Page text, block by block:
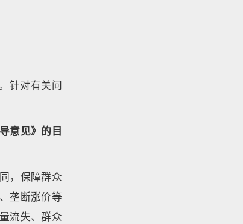
针对有关问
意见》的目
，保障群众
垄断涨价等
流失、群众